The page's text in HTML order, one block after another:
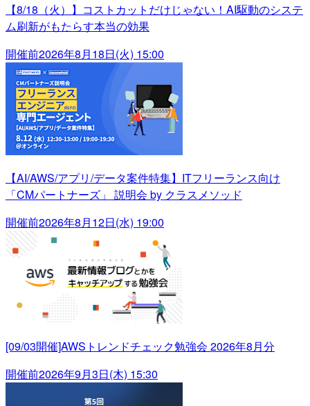
【8/18（火）】コストカットだけじゃない！AI駆動のシステ
ム刷新がもたらす本当の効果
開催前2026年8月18日(火) 15:00
【AI/AWS/アプリ/データ案件特集】ITフリーランス向け
「CMパートナーズ」 説明会 by クラスメソッド
開催前2026年8月12日(水) 19:00
[09/03開催]AWSトレンドチェック勉強会 2026年8月分
開催前2026年9月3日(木) 15:30